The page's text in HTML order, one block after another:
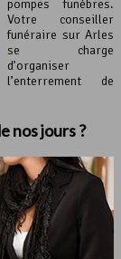
pompes funèbres.
Votre conseiller
funéraire sur Arles
se charge
d’organiser
l’enterrement de
nos jours ?